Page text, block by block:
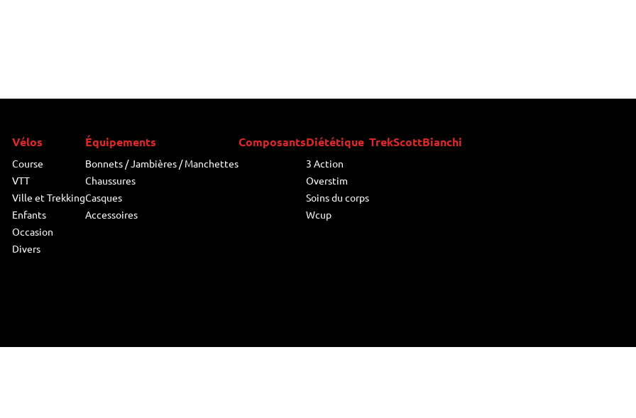
Vélos
Course
VTT
Ville et Trekking
Enfants
Occasion
Divers
Équipements
Bonnets / Jambières / Manchettes
Chaussures
Casques
Accessoires
ComposantsDiététique
3 Action
Overstim
Soins du corps
Wcup
TrekScottBianchi